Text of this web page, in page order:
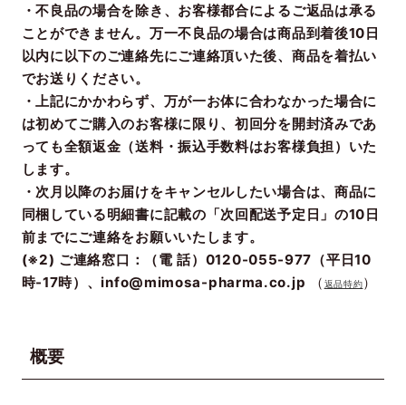
・不良品の場合を除き、お客様都合によるご返品は承る
ことができません。万一不良品の場合は商品到着後10日
以内に以下のご連絡先にご連絡頂いた後、商品を着払い
でお送りください。
・上記にかかわらず、万が一お体に合わなかった場合に
は初めてご購入のお客様に限り、初回分を開封済みであ
っても全額返金（送料・振込手数料はお客様負担）いた
します。
・次月以降のお届けをキャンセルしたい場合は、商品に
同梱している明細書に記載の「次回配送予定日」の10日
前までにご連絡をお願いいたします。
(※2) ご連絡窓口：（電 話）0120-055-977（平日10
時-17時）、info@mimosa-pharma.co.jp （ 返品特約）
概要